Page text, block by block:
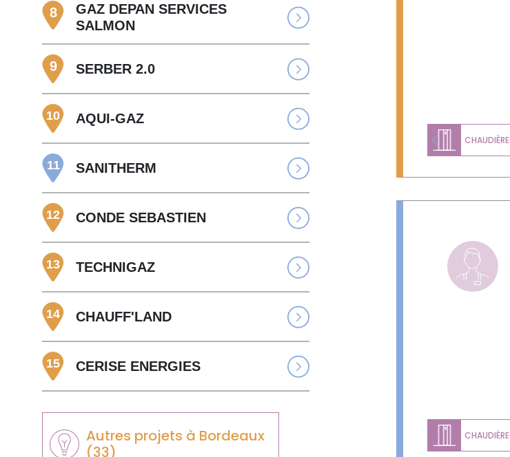
8
GAZ DEPAN SERVICES
SALMON
9 SERBER 2.0
10 AQUI-GAZ
11 SANITHERM
12 CONDE SEBASTIEN
13 TECHNIGAZ
14 CHAUFF'LAND
15 CERISE ENERGIES
Autres projets à Bordeaux
(33)
CHAUDIÈRE
Previous
CHAUDIÈRE